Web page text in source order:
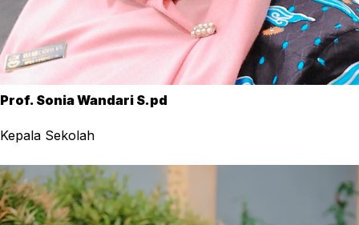
Prof. Sonia Wandari S.pd
Kepala Sekolah